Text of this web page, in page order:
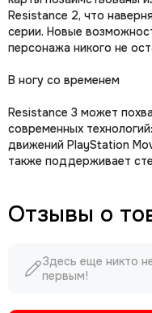
Resistance 2, что
серии. Новые
персонажа никого не
В ногу со временем
Resistance 3 может
современных
движений PlayStation
также поддерживает
Отзывы о
Здесь еще никто
первым!